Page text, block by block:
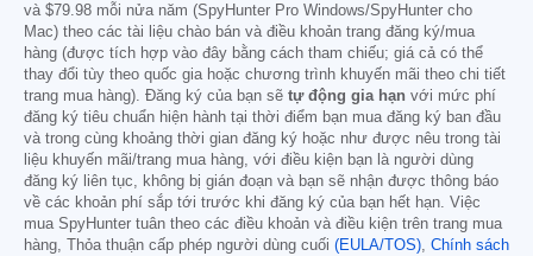
và $79.98 mỗi nửa năm (SpyHunter Pro Windows/SpyHunter cho
Mac) theo các tài liệu chào bán và điều khoản trang đăng ký/mua
hàng (được tích hợp vào đây bằng cách tham chiếu; giá cả có thể
thay đổi tùy theo quốc gia hoặc chương trình khuyến mãi theo chi tiết
trang mua hàng). Đăng ký của bạn sẽ tự động gia hạn với mức phí
đăng ký tiêu chuẩn hiện hành tại thời điểm bạn mua đăng ký ban đầu
và trong cùng khoảng thời gian đăng ký hoặc như được nêu trong tài
liệu khuyến mãi/trang mua hàng, với điều kiện bạn là người dùng
đăng ký liên tục, không bị gián đoạn và bạn sẽ nhận được thông báo
về các khoản phí sắp tới trước khi đăng ký của bạn hết hạn. Việc
mua SpyHunter tuân theo các điều khoản và điều kiện trên trang mua
hàng, Thỏa thuận cấp phép người dùng cuối (EULA/TOS) Chính sách